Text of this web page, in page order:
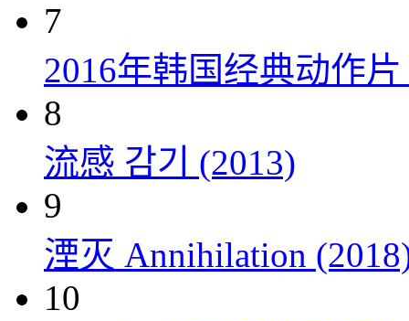
7
2016年韩国经典动作
8
流感 감기 (2013)
9
湮灭 Annihilation
10